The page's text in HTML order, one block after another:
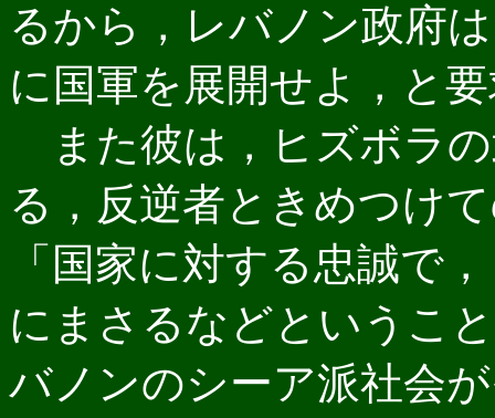
るから，レバノン政府
に国軍を展開せよ，と
また彼は，ヒズボラ
る，反逆者ときめつけ
「国家に対する忠誠で
にまさるなどというこ
バノンのシーア派社会